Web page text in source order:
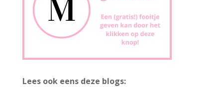
Lees ook eens deze blogs: